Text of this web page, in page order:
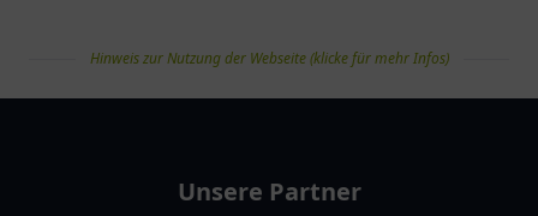
Hinweis zur Nutzung der Webseite (klicke für mehr Infos)
Unsere Partner